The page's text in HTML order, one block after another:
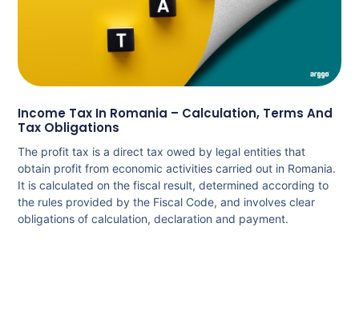
Income Tax In Romania – Calculation, Terms And
Tax Obligations
The profit tax is a direct tax owed by legal entities that
obtain profit from economic activities carried out in Romania.
It is calculated on the fiscal result, determined according to
the rules provided by the Fiscal Code, and involves clear
obligations of calculation, declaration and payment.